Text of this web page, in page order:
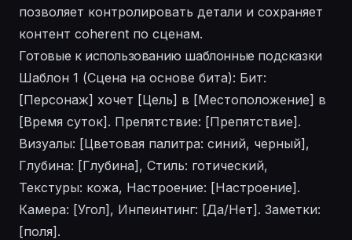
позволяет контролировать детали и сохраняет
контент coherent по сценам.
Готовые к использованию шаблонные подсказки
Шаблон 1 (Сцена на основе бита): Бит:
[Персонаж] хочет [Цель] в [Местоположение] в
[Время суток]. Препятствие: [Препятствие].
Визуалы: [Цветовая палитра: синий, черный],
Глубина: [Глубина], Стиль: готический,
Текстуры: кожа, Настроение: [Настроение].
Камера: [Угол], Инпеинтинг: [Да/Нет]. Заметки:
[поля].